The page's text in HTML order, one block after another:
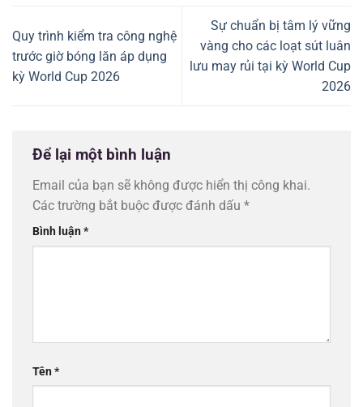
Quy trình kiểm tra công nghệ
trước giờ bóng lăn áp dụng
kỳ World Cup 2026
Sự chuẩn bị tâm lý vững
vàng cho các loạt sút luân
lưu may rủi tại kỳ World Cup
2026
Để lại một bình luận
Email của bạn sẽ không được hiển thị công khai.
Các trường bắt buộc được đánh dấu *
Bình luận*
Tên*